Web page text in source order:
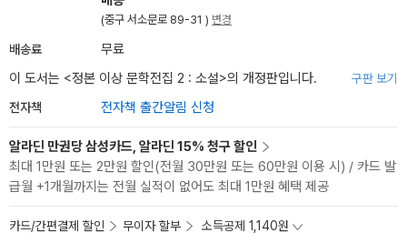
(중구 서소문로 89-31 ) 변경
배송료
무료
이 도서는 <정본 이상 문학전집 2 : 소설>의 개정판입니다. 구판 보기
전자책 전자책 출간알림 신청
알라딘 만권당 삼성카드, 알라딘 15% 청구 할인
최대 1만원 또는 2만원 할인(전월 30만원 또는 60만원 이용 시) / 카드 발
급월 +1개월까지는 전월 실적이 없어도 최대 1만원 혜택 제공
카드/간편결제 할인 무이자 할부 소득공제 1,140원